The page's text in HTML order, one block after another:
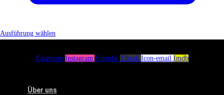
Ausführung wählen
Facebook Instagram Youtube Tiktok Icon-email Imdb
Über uns